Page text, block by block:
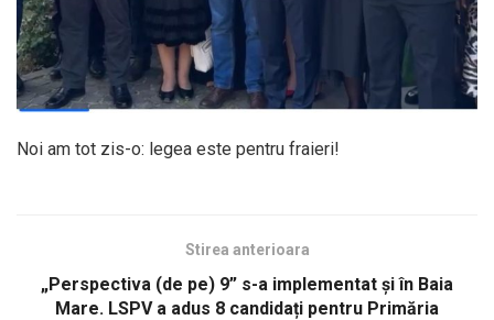
Noi am tot zis-o: legea este pentru fraieri!
Stirea anterioara
„Perspectiva (de pe) 9” s-a implementat și în Baia
Mare. LSPV a adus 8 candidați pentru Primăria